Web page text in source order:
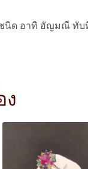
ด อาทิ อัญมณี ทับ